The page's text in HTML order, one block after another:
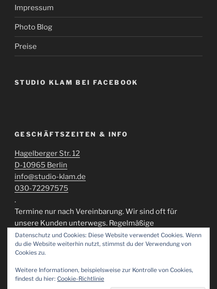
Impressum
Photo Blog
Preise
STUDIO KLAM BEI FACEBOOK
GESCHÄFTSZEITEN & INFO
Hagelberger Str. 12
D-10965 Berlin
info@studio-klam.de
030-72297575
.
Termine nur nach Vereinbarung. Wir sind oft für
unsere Kunden unterwegs. Regelmäßige
Öffnungszeiten können momentan nicht
gewährleistert werden.
Datenschutz und Cookies: Diese Website verwendet Cookies. Wenn
du die Website weiterhin nutzt, stimmst du der Verwendung von
Cookies zu.
Weitere Informationen, beispielsweise zur Kontrolle von Cookies,
findest du hier: Cookie-Richtlinie